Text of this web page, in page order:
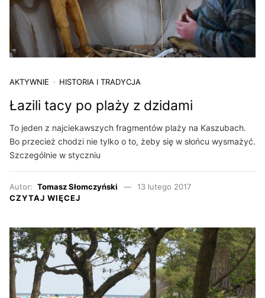
AKTYWNIE HISTORIA I TRADYCJA
Łazili tacy po plaży z dzidami
To jeden z najciekawszych fragmentów plaży na Kaszubach.
Bo przecież chodzi nie tylko o to, żeby się w słońcu wysmażyć.
Szczególnie w styczniu
Autor: Tomasz Słomczyński
13 lutego 2017
CZYTAJ WIĘCEJ